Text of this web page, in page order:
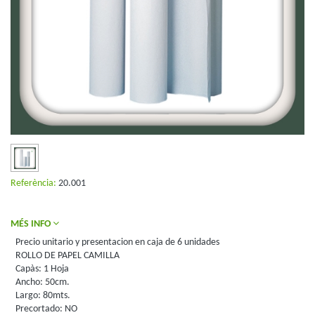
Referència: 20.001
MÉS INFO
Precio unitario y presentacion en caja de 6 unidades
ROLLO DE PAPEL CAMILLA
Capàs: 1 Hoja
Ancho: 50cm.
Largo: 80mts.
Precortado: NO